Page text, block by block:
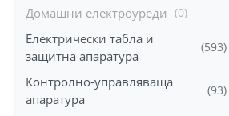
Домашни електроуреди (0)
Електрически табла и
защитна апаратура
(593)
Контролно-управляваща
апаратура
(93)